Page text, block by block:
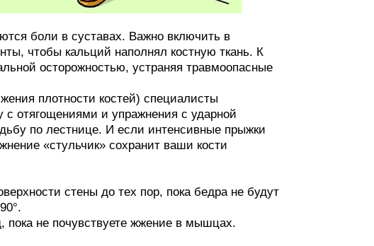
боли в суставах. Важно включить в
чтобы кальций наполнял костную ткань. К
осторожностью, устраняя травмоопасные
плотности костей) специалисты
с отягощениями и упражнения с ударной
по лестнице. И если интенсивные прыжки
«стульчик» сохранит ваши кости
стены до тех пор, пока бедра не будут
пока не почувствуете жжение в мышцах.